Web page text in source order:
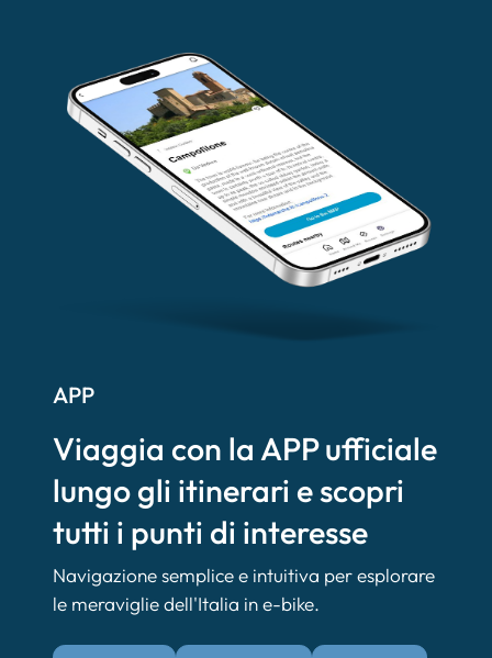
APP
Viaggia con la APP ufficiale
lungo gli itinerari e scopri
tutti i punti di interesse
Navigazione semplice e intuitiva per esplorare
le meraviglie dell'Italia in e-bike.